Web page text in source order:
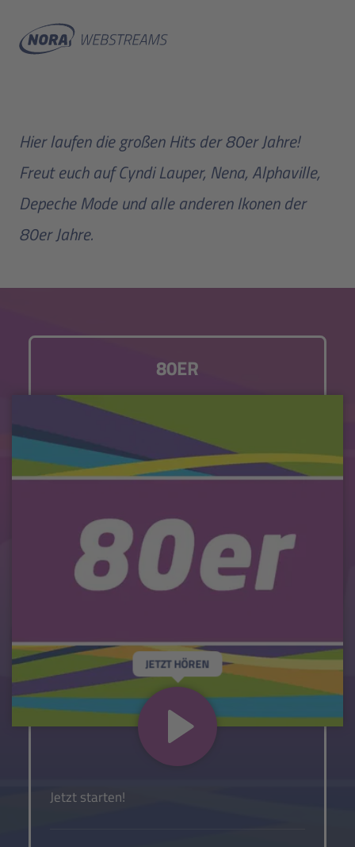
Hier laufen die großen Hits der 80er Jahre!
Freut euch auf Cyndi Lauper, Nena, Alphaville,
Depeche Mode und alle anderen Ikonen der
80er Jahre.
80ER
JETZT HÖREN
Jetzt starten!